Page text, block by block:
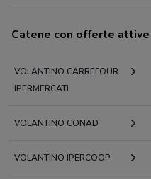
Catene con offerte
VOLANTINO CARREFOUR
IPERMERCATI
VOLANTINO CONAD
VOLANTINO IPERCOOP